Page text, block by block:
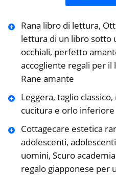
Rana libro di lettura,
lettura di un libro sotto
occhiali, perfetto
accogliente regali per
Rane amante
Leggera, taglio
cucitura e orlo inferiore
Cottagecare estetica
adolescenti,
uomini, Scuro
regalo giapponese per